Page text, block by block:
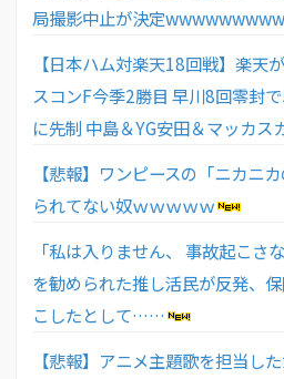
局撮影中止が決定
【日本ハム対楽天18回戦】楽天
スコンF今季2勝目 早川8回零封
に先制 中島＆YG安田＆マッカス
【悲報】ワンピースの「ニカニ
られてない奴ｗｗｗｗｗ
「私は入りません、 事故起こさ
を勧められた推し活民が反発、
こしたとして……
【悲報】アニメ主題歌を担当し